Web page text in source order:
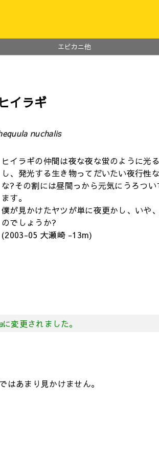
エビカニ他
ヒイラギ
nuchalis
ヒイラギの仲間は夜な夜な蛍のように光
し、発光する生き物ってだいたい夜行性
な?その割には昼間っから元気にうろつ
ます。
僕が見かけたヤツが単に夜更かし、いや
のでしょうか?
(2003-05 大瀬崎 -13m)
に変更されました。
あまり見かけません。